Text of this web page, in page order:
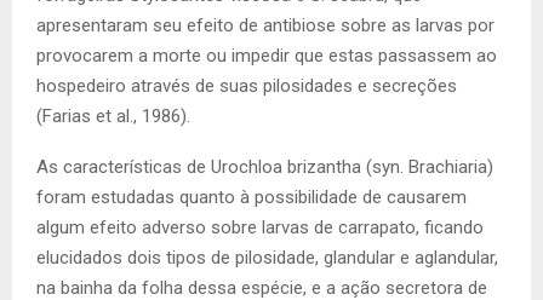
apresentaram seu efeito de antibiose sobre as larvas por
provocarem a morte ou impedir que estas passassem ao
hospedeiro através de suas pilosidades e secreções
(Farias et al., 1986).
As características de Urochloa brizantha (syn. Brachiaria)
foram estudadas quanto à possibilidade de causarem
algum efeito adverso sobre larvas de carrapato, ficando
elucidados dois tipos de pilosidade, glandular e aglandular,
na bainha da folha dessa espécie, e a ação secretora de